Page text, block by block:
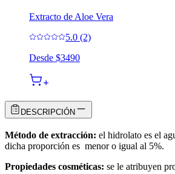
Extracto de Aloe Vera
5.0 (2)
Desde $3490
DESCRIPCIÓN
Método de extracción: el hidrolato es el
dicha proporción es menor o igual al 5%.
Propiedades cosméticas: se le atribuyen